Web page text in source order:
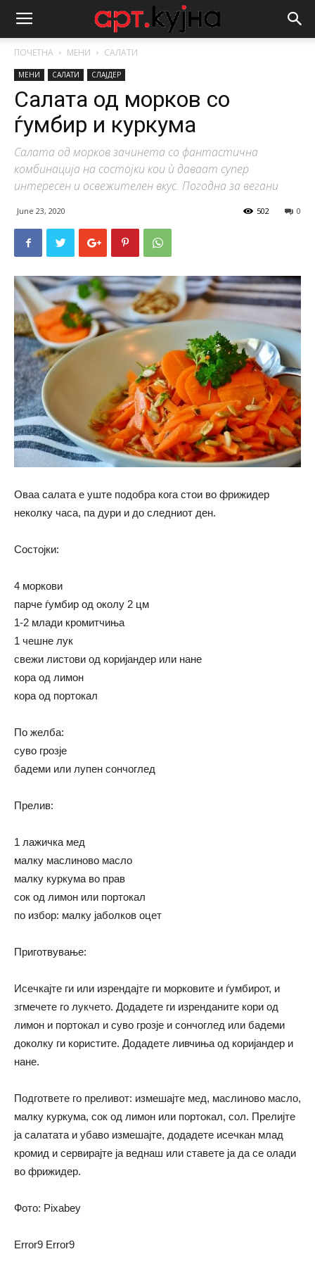
ПОЧЕТНА МЕНИ САЛАТИ
МЕНИ САЛАТИ СЛАЈДЕР
Салата од морков со
ѓумбир и куркума
Салата од морков зачинета со фантастична
комбинација на состојки кои ѝ даваат супер
интересен и освежителен вкус. Погодна за вегани
June 23, 2020 0
502
Оваа салата е уште подобра кога стои во фрижидер
неколку часа, па дури и до следниот ден.
Состојки:
4 моркови
парче ѓумбир од околу 2 цм
1-2 млади кромитчиња
1 чешне лук
свежи листови од коријандер или нане
кора од лимон
кора од портокал
По желба:
суво грозје
бадеми или лупен сончоглед
Прелив:
1 лажичка мед
малку маслиново масло
малку куркума во прав
сок од лимон или портокал
по избор: малку јаболков оцет
Приготвување:
Исечкајте ги или изрендајте ги морковите и ѓумбирот, и
згмечете го лукчето. Додадете ги изренданите кори од
лимон и портокал и суво грозје и сончоглед или бадеми
доколку ги користите. Додадете ливчиња од коријандер и
нане.
Подгответе го преливот: измешајте мед, маслиново масло,
малку куркума, сок од лимон или портокал, сол. Прелијте
ја салатата и убаво измешајте, додадете исечкан млад
кромид и сервирајте ја веднаш или ставете ја да се олади
во фрижидер.
Фото: Pixabey
Error9 Error9